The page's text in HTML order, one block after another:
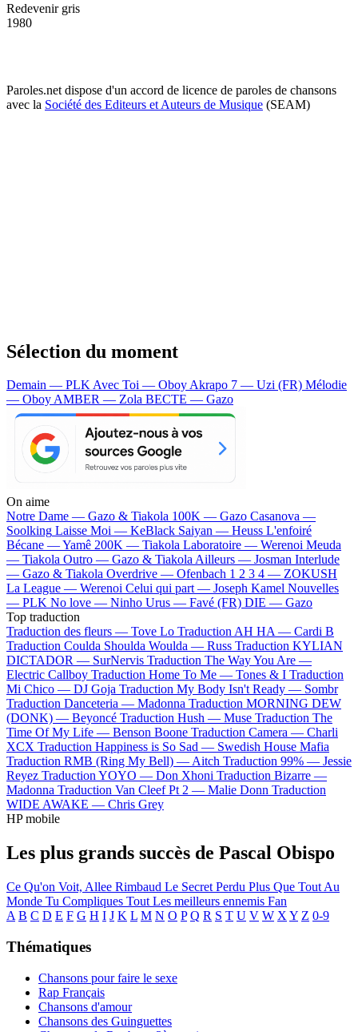
Redevenir gris
1980
Paroles.net dispose d'un accord de licence de paroles de chansons
avec la Société des Editeurs et Auteurs de Musique (SEAM)
Sélection du moment
Demain — PLKAvec Toi — OboyAkrapo 7 — Uzi (FR) Mélodie
— OboyAMBER — Zola BECTE — Gazo
On aime
Notre Dame — Gazo & Tiakola 100K — Gazo Casanova —
Soolking Laisse Moi — KeBlack Saiyan — Heuss L'enfoiré
Bécane —Yamê 200K — Tiakola Laboratoire — Werenoi Meuda
— Tiakola Outro — Gazo & TiakolaAilleurs — Josman Interlude
— Gazo & Tiakola Overdrive — Ofenbach 1 2 3 4 — ZOKUSH
La League — Werenoi Celui qui part — Joseph Kamel Nouvelles
— PLK No love — Ninho Urus — Favé (FR) DIE — Gazo
Top traduction
Traduction des fleurs — Tove Lo Traduction AH HA — Cardi B
Traduction Coulda Shoulda Woulda — Russ Traduction KYLIAN
DICTADOR — SurNervis Traduction The Way You Are —
Electric Callboy Traduction Home To Me — Tones & I Traduction
Mi Chico — DJ Goja Traduction My Body Isn't Ready — Sombr
Traduction Danceteria — Madonna Traduction MORNING DEW
(DONK) — Beyoncé Traduction Hush — Muse Traduction The
Time Of My Life — Benson Boone Traduction Camera — Charli
XCX Traduction Happiness is So Sad — Swedish House Mafia
Traduction RMB (Ring My Bell) —Aitch Traduction 99% — Jessie
Reyez Traduction YOYO — Don Xhoni Traduction Bizarre —
Madonna Traduction Van Cleef Pt 2 — Malie Donn Traduction
WIDE AWAKE — Chris Grey
HP mobile
Les plus grands succès de Pascal Obispo
Ce Qu'on Voit, Allee Rimbaud Le Secret Perdu Plus Que Tout Au
Monde Tu Compliques Tout Les meilleurs ennemis Fan
A B C D E F G H I J K L M N O P Q R S T U V W X Y Z 0-9
Thématiques
Chansons pour faire le sexe
Rap Français
Chansons d'amour
Chansons des Guinguettes